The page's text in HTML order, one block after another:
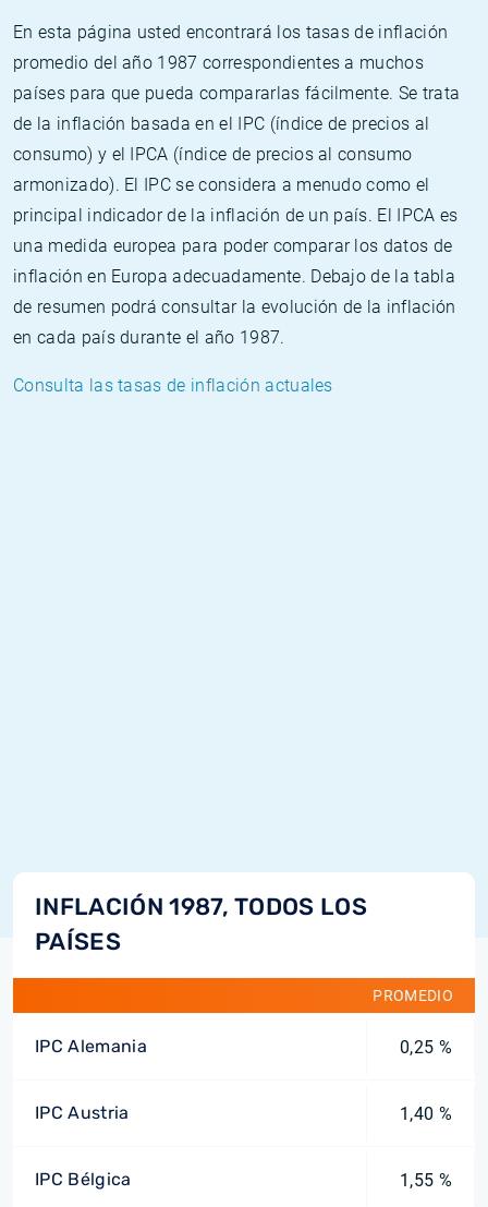
En esta página usted encontrará los tasas de inflación
promedio del año 1987 correspondientes a muchos
países para que pueda compararlas fácilmente. Se trata
de la inflación basada en el IPC (índice de precios al
consumo) y el IPCA (índice de precios al consumo
armonizado). El IPC se considera a menudo como el
principal indicador de la inflación de un país. El IPCA es
una medida europea para poder comparar los datos de
inflación en Europa adecuadamente. Debajo de la tabla
de resumen podrá consultar la evolución de la inflación
en cada país durante el año 1987.
Consulta las tasas de inflación actuales
INFLACIÓN 1987, TODOS LOS
PAÍSES
PROMEDIO
IPC Alemania 0,25 %
IPC Austria 1,40 %
IPC Bélgica 1,55 %